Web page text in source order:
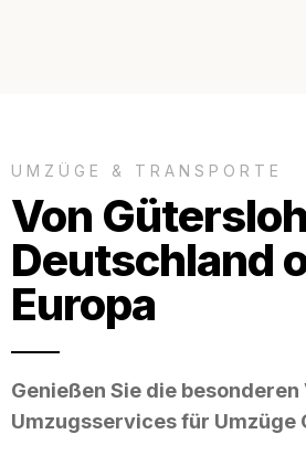
UMZÜGE & TRANSPORTE
Von
Deutschland
Europa
Genießen Sie die
Umzugsservices für Umzüge